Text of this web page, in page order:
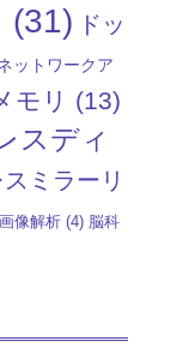
(31) ドッ
ットワークア
モリ (13)
スディ
ミラーリ
像解析 (4) 脳科